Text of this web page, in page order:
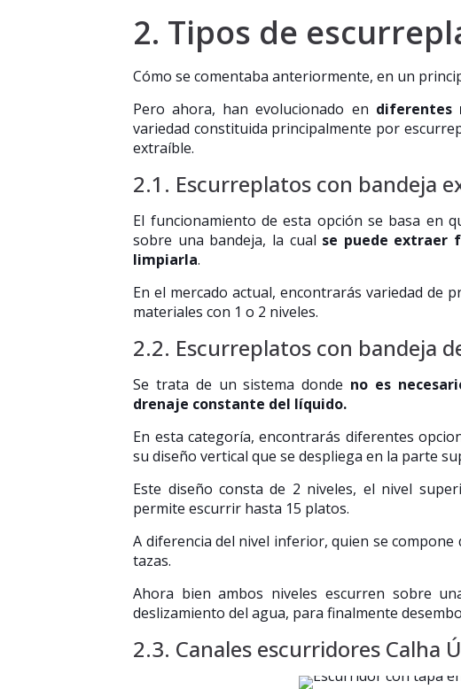
2. Tipos de
Cómo se comentaba anteriormente, en un
Pero ahora, han evolucionado en diferentes
variedad constituida principalmente por
extraíble.
2.1. Escurreplatos con bandeja
El funcionamiento de esta opción se basa en
sobre una bandeja, la cual se puede extraer
limpiarla.
En el mercado actual, encontrarás variedad de
materiales con 1 o 2 niveles.
2.2. Escurreplatos con bandeja
Se trata de un sistema donde no es
drenaje constante del líquido.
En esta categoría, encontrarás diferentes
su diseño vertical que se despliega en la parte
Este diseño consta de 2 niveles, el nivel
permite escurrir hasta 15 platos.
A diferencia del nivel inferior, quien se
tazas.
Ahora bien ambos niveles escurren sobre
deslizamiento del agua, para finalmente
2.3. Canales escurridores Calha